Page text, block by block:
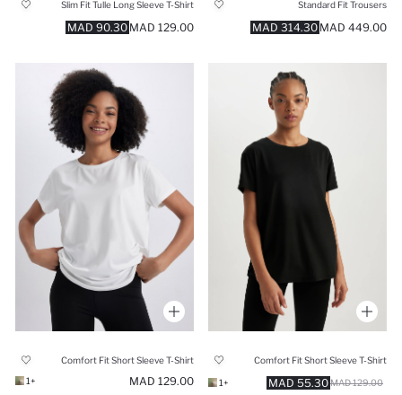
Standard Fit Trousers
314.30 MAD 449.00 MAD
Slim Fit Tulle Long Sleeve T-Shirt
90.30 MAD 129.00 MAD
Comfort Fit Short Sleeve T-Shirt
55.30 MAD 129.00 MAD
+1
Comfort Fit Short Sleeve T-Shirt
129.00 MAD
+1